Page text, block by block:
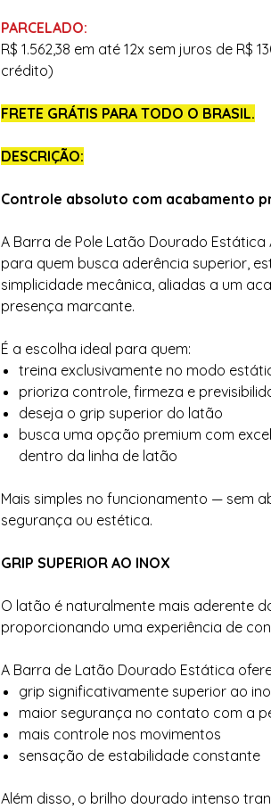
PARCELADO:
R$ 1.562,38 em até 12x sem juros de R$
crédito)
FRETE GRÁTIS PARA TODO O BRASIL.
DESCRIÇÃO:
Controle absoluto com acabamento
A Barra de Pole Latão Dourado Estática
para quem busca aderência superior,
simplicidade mecânica, aliadas a um
presença marcante.
É a escolha ideal para quem:
treina exclusivamente no modo
prioriza controle, firmeza e
deseja o grip superior do latão
busca uma opção premium com
dentro da linha de latão
Mais simples no funcionamento — sem
segurança ou estética.
GRIP SUPERIOR AO INOX
O latão é naturalmente mais aderente
proporcionando uma experiência de
A Barra de Latão Dourado Estática
grip significativamente superior ao
maior segurança no contato com a
mais controle nos movimentos
sensação de estabilidade constante
Além disso, o brilho dourado intenso